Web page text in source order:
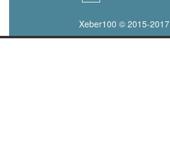
Xeber100 © 2015-2017